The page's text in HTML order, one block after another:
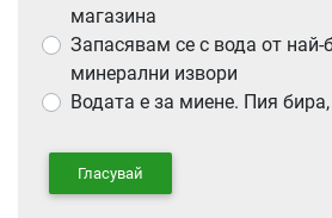
магазина
Запасявам се с вода от най-
минерални извори
Водата е за миене. Пия
Гласувай